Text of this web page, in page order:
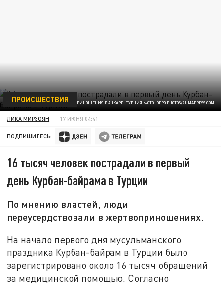
ЖЕРТВОПРИНОШЕНИЯ В АНКАРЕ, ТУРЦИЯ. ФОТО: DEPO PHOTOS/ZUMAPRESS.COM
ПРОИСШЕСТВИЯ
ЛИКА МИРЗОЯН 17 ИЮНЯ 04:41
ПОДПИШИТЕСЬ:
16 тысяч человек пострадали в первый
день Курбан-байрама в Турции
По мнению властей, люди
переусердствовали в жертвоприношениях.
На начало первого дня мусульманского
праздника Курбан-байрам в Турции было
зарегистрировано около 16 тысяч обращений
за медицинской помощью. Согласно